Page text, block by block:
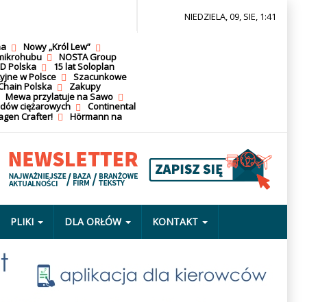
Nowy „Król Lew”
NOSTA Group
Polska
15 lat Soloplan
w Polsce
Szacunkowe
Polska
Zakupy
Mewa przylatuje na Sawo
ciężarowych
Continental
Crafter!
Hörmann na
NIEDZIELA, 09, SIE, 1:41
PLIKI DLA ORŁÓW KONTAKT